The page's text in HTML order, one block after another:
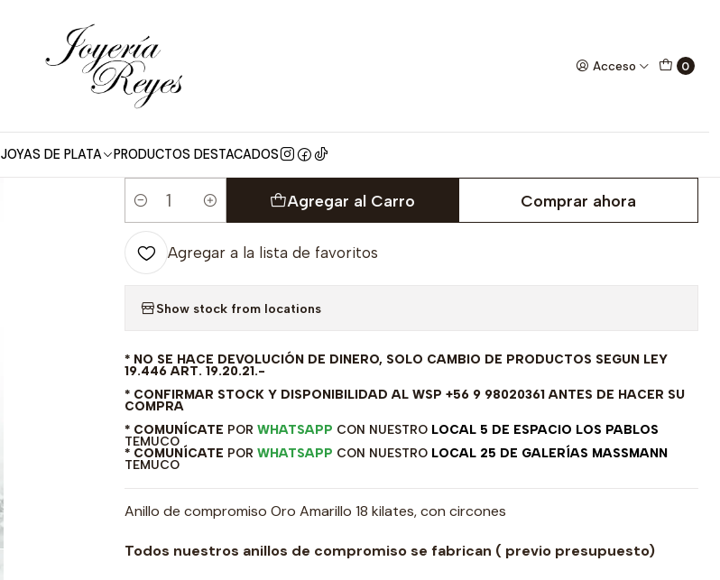
Acceso 0
JOYAS DE PLATA PRODUCTOS DESTACADOS
|
Anillo de compromiso Oro Amarillo 18
kilates, con circones - SE ENVIAN A
FABRICAR PREVIO PRESUPUESTO
Cantidad
Agregar al Carro Comprar ahora
Agregar a la lista de favoritos
Show stock from locations
* NO SE HACE DEVOLUCIÓN DE DINERO, SOLO CAMBIO DE PRODUCTOS SEGUN LEY
19.446 ART. 19.20.21.-
* CONFIRMAR STOCK Y DISPONIBILIDAD AL WSP +56 9 98020361 ANTES DE HACER SU
COMPRA
* COMUNÍCATE POR WHATSAPP CON NUESTRO LOCAL 5 DE ESPACIO LOS PABLOS
TEMUCO
* COMUNÍCATE POR WHATSAPP CON NUESTRO LOCAL 25 DE GALERÍAS MASSMANN
TEMUCO
Anillo de compromiso Oro Amarillo 18 kilates, con circones
Todos nuestros anillos de compromiso se fabrican ( previo presupuesto)